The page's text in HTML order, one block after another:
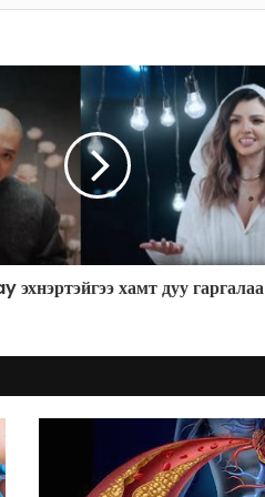
эхнэртэйгээ хамт дуу гаргалаа